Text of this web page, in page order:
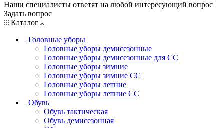
Наши специалисты ответят на любой интересующий вопрос
Задать вопрос
Каталог
Головные уборы
Головные уборы демисезонные
Головные уборы демисезонные для СС
Головные уборы зимние
Головные уборы зимние СС
Головные уборы летние
Головные уборы летние СС
Обувь
Обувь тактическая
Обувь демисезонная